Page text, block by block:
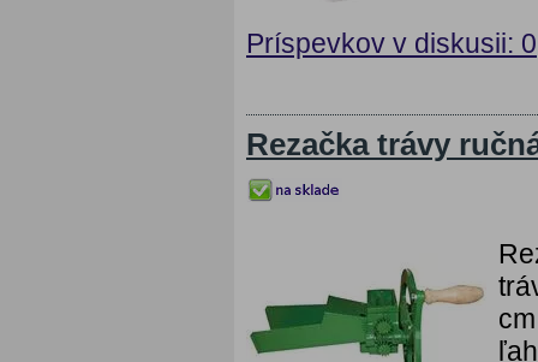
Príspevkov v diskusii: 0
Rezačka trávy